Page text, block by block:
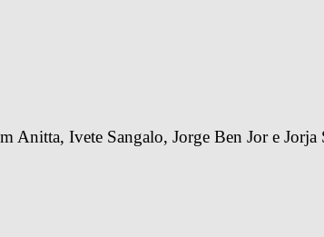
Anitta, Ivete Sangalo, Jorge Ben Jor e Jorja